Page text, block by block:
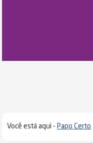
Você está aqui - Papo Certo